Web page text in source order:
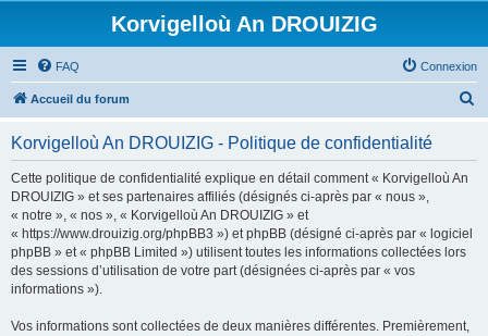
Korvigelloù An DROUIZIG
FAQ Connexion
Accueil du forum
Korvigelloù An DROUIZIG - Politique de confidentialité
Cette politique de confidentialité explique en détail comment « Korvigelloù An
DROUIZIG » et ses partenaires affiliés (désignés ci-après par « nous »,
« notre », « nos », « Korvigelloù An DROUIZIG » et
« https://www.drouizig.org/phpBB3 ») et phpBB (désigné ci-après par « logiciel
phpBB » et « phpBB Limited ») utilisent toutes les informations collectées lors
des sessions d’utilisation de votre part (désignées ci-après par « vos
informations »).
Vos informations sont collectées de deux manières différentes. Premièrement,